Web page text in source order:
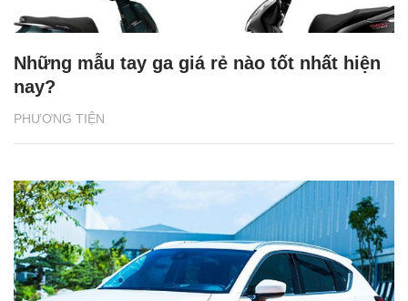
PHƯƠNG TIỆN
Những mẫu tay ga giá rẻ nào tốt nhất hiện
nay?